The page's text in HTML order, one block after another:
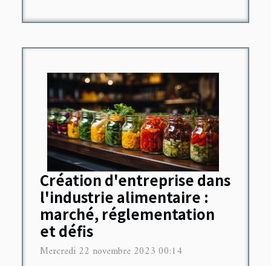
Création d'entreprise dans
l'industrie alimentaire :
marché, réglementation
et défis
Mercredi 22 novembre 2023 00:14